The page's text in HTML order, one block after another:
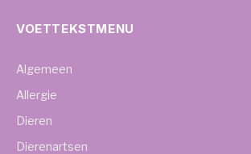
VOETTEKSTMENU
Algemeen
Allergie
Dieren
Dierenartsen